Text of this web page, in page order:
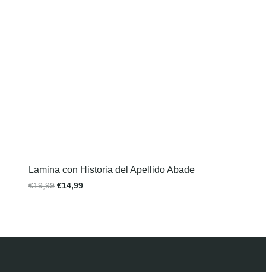
Lamina con Historia del Apellido Abade
€19,99 €14,99